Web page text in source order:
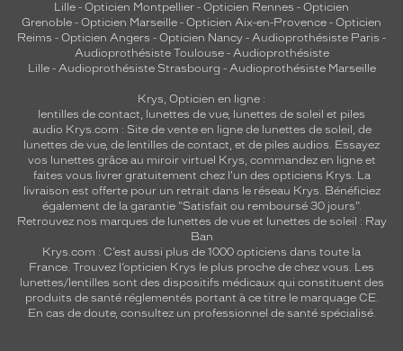
Lille - Opticien Montpellier - Opticien Rennes - Opticien
Grenoble - Opticien Marseille - Opticien Aix-en-Provence - Opticien
Reims - Opticien Angers - Opticien Nancy - Audioprothésiste Paris -
Audioprothésiste Toulouse- Audioprothésiste
Lille- Audioprothésiste Strasbourg - Audioprothésiste Marseille
Krys, Opticien en ligne :
lentilles de contact, lunettes de vue, lunettes de soleil et piles
audio Krys.com : Site de vente en ligne de lunettes de soleil, de
lunettes de vue, de lentilles de contact, et de piles audios. Essayez
vos lunettes grâce au miroir virtuel Krys, commandez en ligne et
faites vous livrer gratuitement chez l'un des opticiens Krys. La
livraison est offerte pour un retrait dans le réseau Krys. Bénéficiez
également de la garantie "Satisfait ou remboursé 30 jours".
Retrouvez nos marques de lunettes de vue et lunettes de soleil : Ray
Ban
Krys.com : C’est aussi plus de 1000 opticiens dans toute la
France. Trouvez l’opticien Krys le plus proche de chez vous. Les
lunettes/lentilles sont des dispositifs médicaux qui constituent des
produits de santé réglementés portant à ce titre le marquage CE.
En cas de doute, consultez un professionnel de santé spécialisé.